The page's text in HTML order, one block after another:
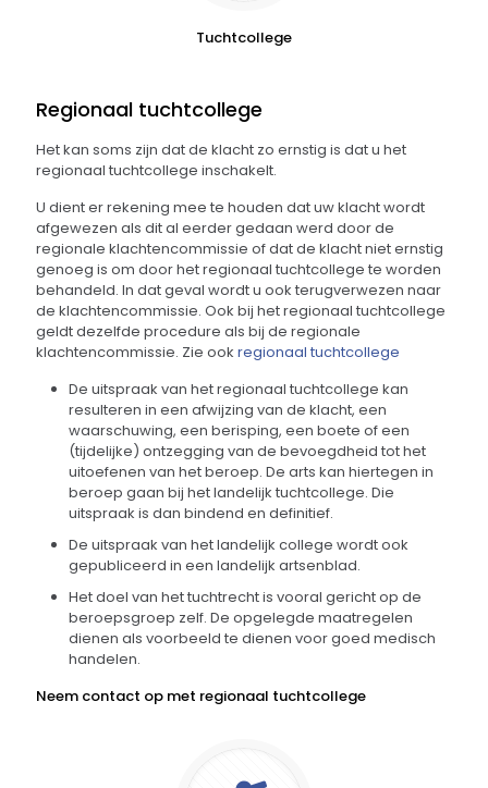
Tuchtcollege
Regionaal tuchtcollege
Het kan soms zijn dat de klacht zo ernstig is dat u het
regionaal tuchtcollege inschakelt.
U dient er rekening mee te houden dat uw klacht wordt
afgewezen als dit al eerder gedaan werd door de
regionale klachtencommissie of dat de klacht niet ernstig
genoeg is om door het regionaal tuchtcollege te worden
behandeld. In dat geval wordt u ook terugverwezen naar
de klachtencommissie. Ook bij het regionaal tuchtcollege
geldt dezelfde procedure als bij de regionale
klachtencommissie. Zie ook regionaal tuchtcollege
De uitspraak van het regionaal tuchtcollege kan
resulteren in een afwijzing van de klacht, een
waarschuwing, een berisping, een boete of een
(tijdelijke) ontzegging van de bevoegdheid tot het
uitoefenen van het beroep. De arts kan hiertegen in
beroep gaan bij het landelijk tuchtcollege. Die
uitspraak is dan bindend en definitief.
De uitspraak van het landelijk college wordt ook
gepubliceerd in een landelijk artsenblad.
Het doel van het tuchtrecht is vooral gericht op de
beroepsgroep zelf. De opgelegde maatregelen
dienen als voorbeeld te dienen voor goed medisch
handelen.
Neem contact op met regionaal tuchtcollege